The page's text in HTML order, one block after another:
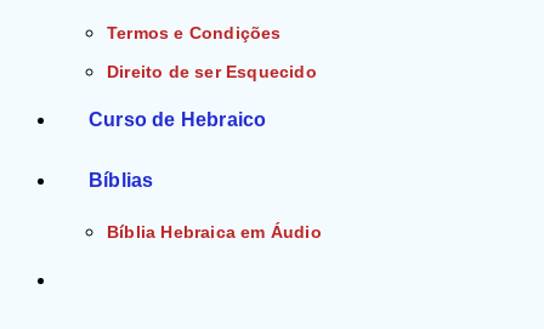
Termos e Condições
Direito de ser Esquecido
Curso de Hebraico
Bíblias
Bíblia Hebraica em Áudio